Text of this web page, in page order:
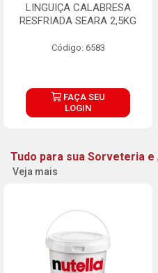
LINGUIÇA CALABRESA
RESFRIADA SEARA 2,5KG
Código: 6583
FAÇA SEU
LOGIN
Tudo para sua Sorveteria
Veja mais